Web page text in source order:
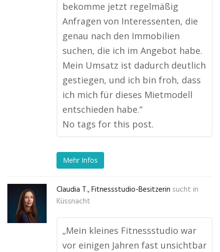
bekomme jetzt regelmäßig
Anfragen von Interessenten, die
genau nach den Immobilien
suchen, die ich im Angebot habe.
Mein Umsatz ist dadurch deutlich
gestiegen, und ich bin froh, dass
ich mich für dieses Mietmodell
entschieden habe.“
No tags for this post.
Mehr Infos
Claudia T., Fitnessstudio-Besitzerin sucht in
Küssnacht
„Mein kleines Fitnessstudio war
vor einigen Jahren fast unsichtbar